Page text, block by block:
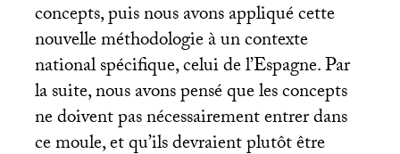
concepts, puis nous avons appliqué cette
nouvelle méthodologie à un contexte
national spécifique, celui de l’Espagne. Par
la suite, nous avons pensé que les concepts
ne doivent pas nécessairement entrer dans
ce moule, et qu’ils devraient plutôt être